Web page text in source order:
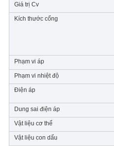
Giá trị Cv
Kích thước cổng
Phạm vi áp
Phạm vi nhiệt độ
Điện áp
Dung sai điện áp
Vật liệu cơ thể
Vật liệu con dấu